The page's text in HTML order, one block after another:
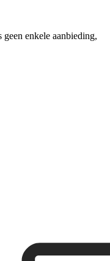
enkele aanbieding,